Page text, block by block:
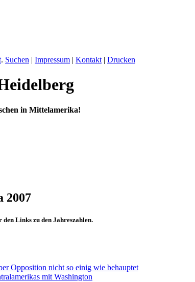
. Suchen | Impressum | Kontakt | Drucken
in Mittelamerika!
2007
den Links zu den Jahreszahlen.
Opposition nicht so einig wie behauptet
mit Washington